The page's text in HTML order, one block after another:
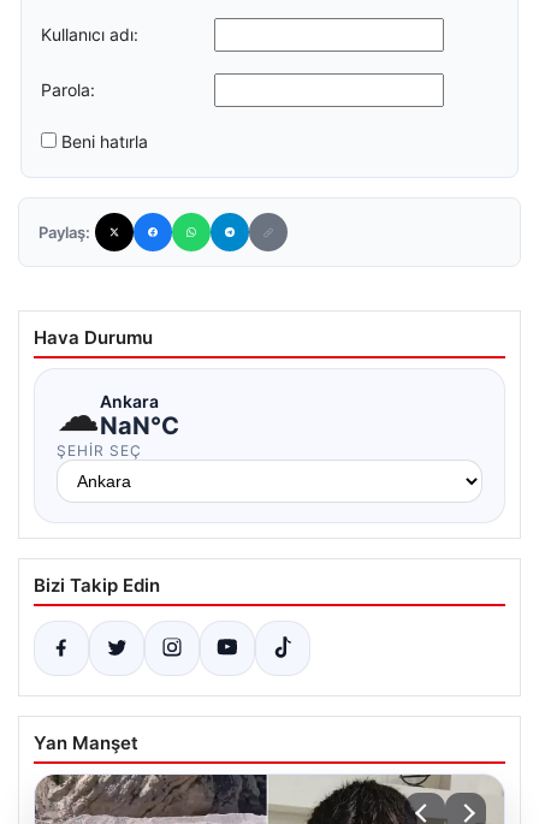
Kullanıcı adı:
Parola:
Beni hatırla
Paylaş:
Hava Durumu
☁Ankara
NaN°C
ŞEHIR SEÇ
Bizi Takip Edin
Yan Manşet